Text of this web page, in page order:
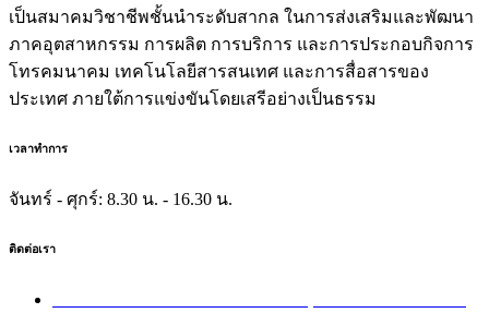
เป็นสมาคมวิชาชีพชั้นนำระดับสากล ในการส่งเสริมและพัฒนา
ภาคอุตสาหกรรม การผลิต การบริการ และการประกอบกิจการ
โทรคมนาคม เทคโนโลยีสารสนเทศ และการสื่อสารของ
ประเทศ ภายใต้การแข่งขันโดยเสรีอย่างเป็นธรรม
เวลาทำการ
จันทร์ - ศุกร์: 8.30 น. - 16.30 น.
ติดต่อเรา